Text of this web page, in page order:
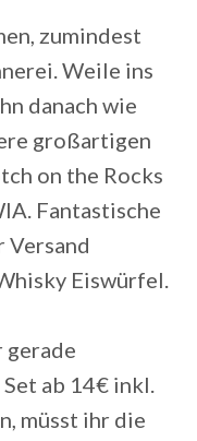
zumindest
Weile ins
danach wie
großartigen
on the Rocks
Fantastische
Versand
Eiswürfel.
gerade
ab 14€ inkl.
müsst ihr die